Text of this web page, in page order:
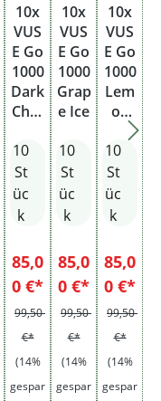
10x
VUS
E Go
1000
Dark
Cher
10
St
üc
k
85,0
0 €*
99,50
€*
(14%
gespar
10x
VUS
E Go
1000
Grap
e Ice
10
St
üc
k
85,0
0 €*
99,50
€*
(14%
gespar
10x
VUS
E Go
1000
Lem
on
Berr
y
10
St
üc
k
85,0
0 €*
99,50
€*
(14%
gespar